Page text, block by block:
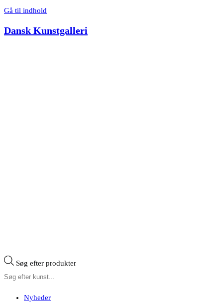
Gå til indhold
Dansk Kunstgalleri
Søg efter produkter
Nyheder